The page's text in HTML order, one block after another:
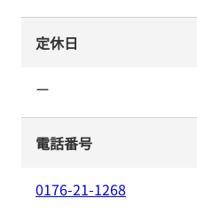
定休日
ー
電話番号
0176-21-1268